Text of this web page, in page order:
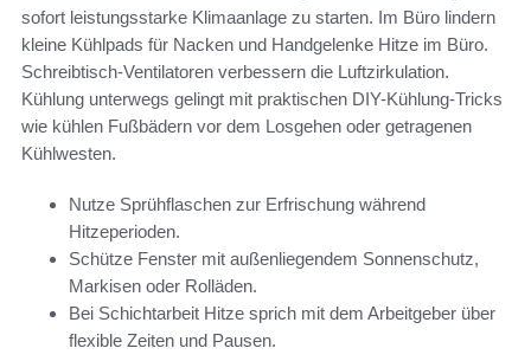
sofort leistungsstarke Klimaanlage zu starten. Im Büro lindern
kleine Kühlpads für Nacken und Handgelenke Hitze im Büro.
Schreibtisch-Ventilatoren verbessern die Luftzirkulation.
Kühlung unterwegs gelingt mit praktischen DIY-Kühlung-Tricks
wie kühlen Fußbädern vor dem Losgehen oder getragenen
Kühlwesten.
Nutze Sprühflaschen zur Erfrischung während
Hitzeperioden.
Schütze Fenster mit außenliegendem Sonnenschutz,
Markisen oder Rolläden.
Bei Schichtarbeit Hitze sprich mit dem Arbeitgeber über
flexible Zeiten und Pausen.